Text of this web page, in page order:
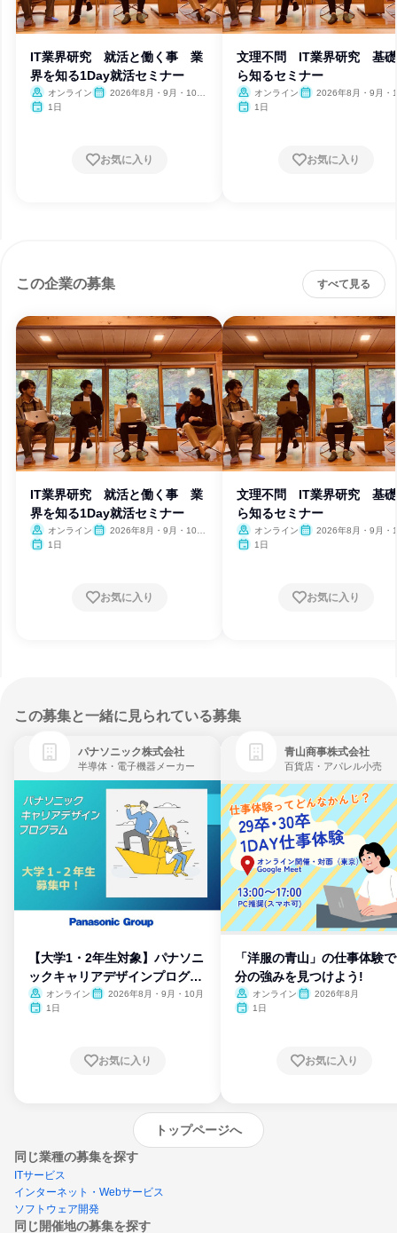
IT業界研究 就活と働く事 業
界を知る1Day就活セミナー
オンライン
2026年8月・9月・10
1日
お気に入り
文理不問 IT業界研究 基
ら知るセミナー
オンライン
2026年8月・9月・
1日
お気に入り
この企業の募集 すべて見る
IT業界研究 就活と働く事 業
界を知る1Day就活セミナー
オンライン
2026年8月・9月・10
1日
お気に入り
文理不問 IT業界研究 基
ら知るセミナー
オンライン
2026年8月・9月・
1日
お気に入り
この募集と一緒に見られている募集
パナソニック株式会社
半導体・電子機器メーカー
【大学1・2年生対象】パナソニ
ックキャリアデザインプログラ
ム
オンライン
2026年8月・9月・10月
1日
お気に入り
青山商事株式会社
百貨店・アパレル小売
「洋服の青山」の仕事体験
分の強みを見つけよう!
オンライン
2026年8月
1日
お気に入り
トップページへ
同じ業種の募集を探す
ITサービス
インターネット・Webサービス
ソフトウェア開発
同じ開催地の募集を探す